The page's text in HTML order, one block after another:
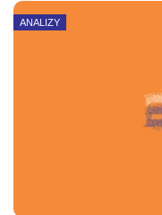
ANALIZY